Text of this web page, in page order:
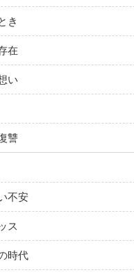
き
在
い
讐
不安
ス
時代